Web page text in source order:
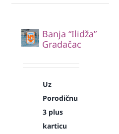
Banja “Ilidža”
Gradačac
Uz
Porodičnu
3 plus
karticu